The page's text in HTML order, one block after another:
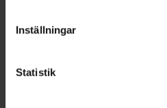
Inställningar
Statistik